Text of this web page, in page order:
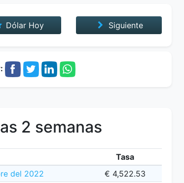
Dólar Hoy Siguiente
2 semanas
Tasa
del 2022
€ 4,522.53